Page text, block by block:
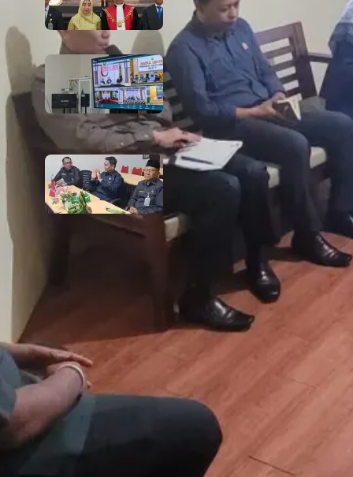
6 August 2026
Rapat Berkala Umum serta Monev
Kinerja Kepaniteraan Pengadilan
Agama Sewilayah Hukum PTA
Papua Barat Bulan Agustus
5 August 2026
PTA Papua Barat Hadiri Forum
Konsultasi Publik (FKP) Tahun 2026
Secara Virtual
5 August 2026
Komentar Terakhir
Raswin on
Rapat Berkala Umum serta
Monev Kinerja Kepaniteraan
PTA Papua Barat Bulan Agustus
Semoga Lebih meningkatkan kinerja
Rapat Berkala Umum serta